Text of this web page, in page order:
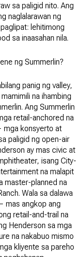
sa paligid nito. Ang
naglalarawan ng
lehitimong
sa inaasahan nila.
ng Summerlin?
panig ng valley,
na ihambing
Ang Summerlin
retail-anchored na
mga konsyerto at
paligid ng open-air
ay mas civic at
isang City-
na malapit
master-planned na
Wala sa dalawa
mas angkop ang
retail-and-trail na
Henderson sa mga
na nakabuo mismo
kliyente sa pareho